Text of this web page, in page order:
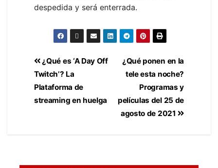
despedida y será enterrada.
¿Qué ponen en la
tele esta noche?
Programas y
películas del 25 de
agosto de 2021
¿Qué es ‘A Day Off
Twitch’? La
Plataforma de
streaming en huelga